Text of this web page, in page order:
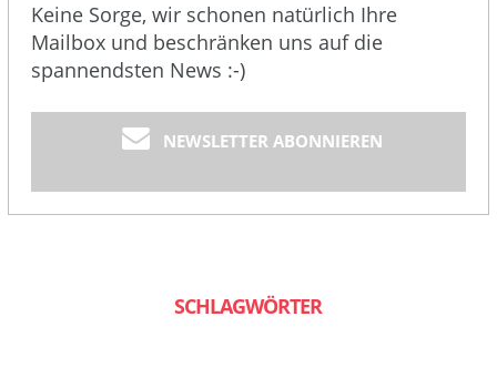
Keine Sorge, wir schonen natürlich Ihre
Mailbox und beschränken uns auf die
spannendsten News :-)
NEWSLETTER ABONNIEREN
SCHLAGWÖRTER